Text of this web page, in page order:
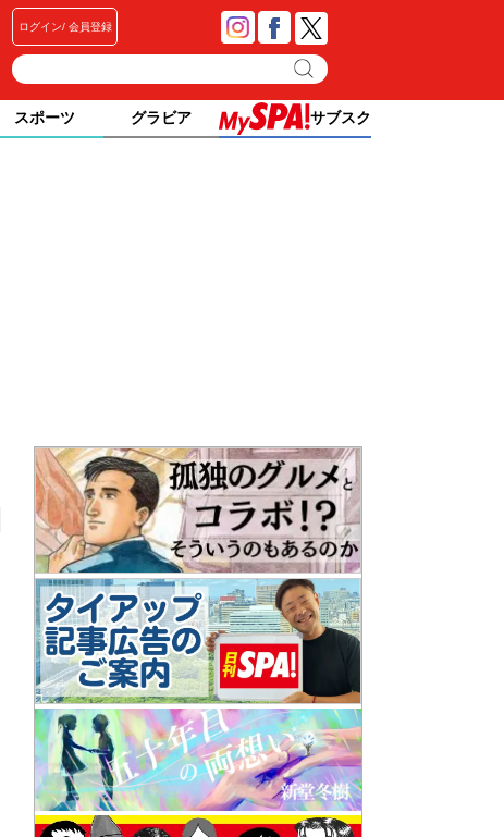
ログイン 会員登録
スポーツ グラビア サブスク